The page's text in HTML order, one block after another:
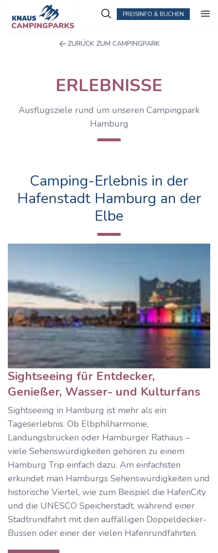
PREISINFO & BUCHEN
ZURÜCK ZUM CAMPINGPARK
ERLEBNISSE
Ausflugsziele rund um unseren Campingpark
Hamburg
Camping-Erlebnis in der
Hafenstadt Hamburg an der
Elbe
Sightseeing für Entdecker,
Genießer, Wasser- und Kulturfans
Sightseeing in Hamburg ist mehr als ein
Tageserlebnis. Ob Elbphilharmonie,
Landungsbrücken oder Hamburger Rathaus –
viele Sehenswürdigkeiten gehören zu einem
Hamburg Trip einfach dazu. Am einfachsten
erkundet man Hamburgs Sehenswürdigkeiten und
historische Viertel, wie zum Beispiel die HafenCity
und die UNESCO Speicherstadt, während einer
Stadtrundfahrt mit den auffälligen Doppeldecker-
Bussen oder einer der vielen Hafenrundfahrten.